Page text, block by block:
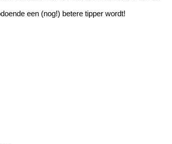
een (nog!) betere tipper wordt!